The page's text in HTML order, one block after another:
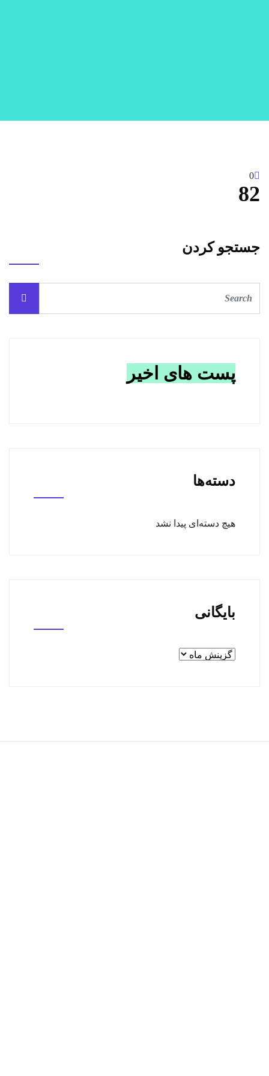
0
82
جستجو کردن
پست های اخیر
دسته‌ها
هیچ دسته‌ای پیدا نشد
بایگانی